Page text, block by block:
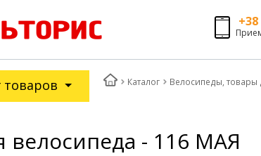
товаров Каталог Велосипеды, товары
велосипеда - 116 МАЯ